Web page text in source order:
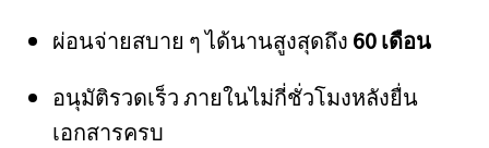
ผ่อนจ่ายสบาย ๆ ได้นานสูงสุดถึง 60 เดือน
อนุมัติรวดเร็ว ภายในไม่กี่ชั่วโมงหลังยื่น
เอกสารครบ